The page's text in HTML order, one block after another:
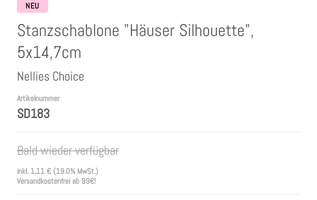
Präge-, Universal- Maskierschablonen
Papiere
Farben
NEU
Stanzschablone "Häuser Silhouette",
5x14,7cm
Nellies Choice
Artikelnummer
SD183
Bald wieder verfügbar
inkl. 1,11 € (19.0% MwSt.)
Versandkostenfrei ab 99€!